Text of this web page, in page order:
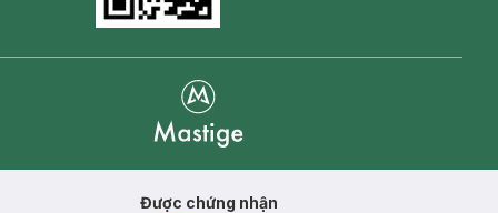
Được chứng nhận